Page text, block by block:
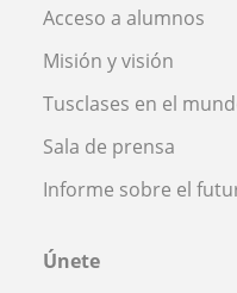
Acceso a alumnos
Misión y visión
Tusclases en el
Sala de prensa
Informe sobre el
Únete